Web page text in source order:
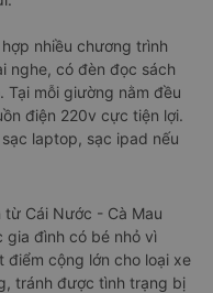
nhiều chương trình
nghe, có đèn đọc sách
Tại mỗi giường nằm đều
điện 220v cực tiện lợi.
laptop, sạc ipad nếu
Cái Nước - Cà Mau
gia đình có bé nhỏ vì
cộng lớn cho loại xe
tránh được tình trạng bị